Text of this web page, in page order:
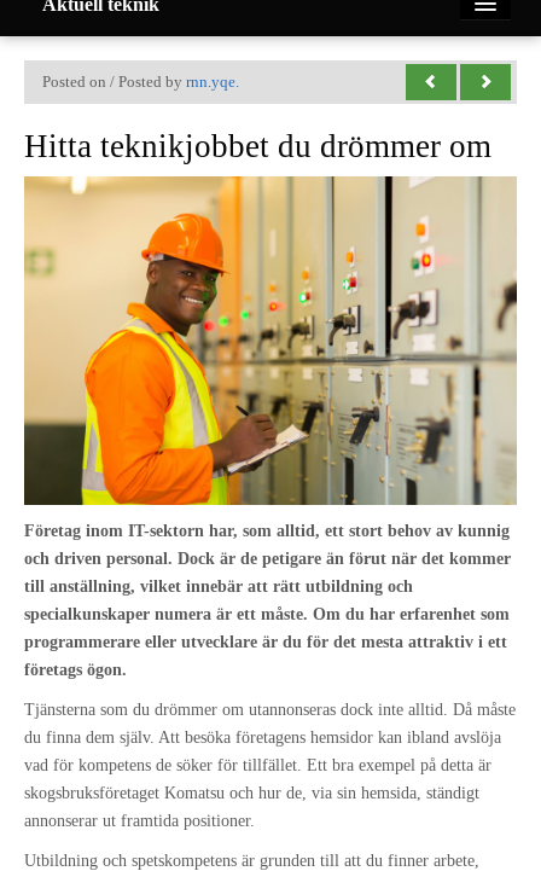
Aktuell teknik
Teknik
Mekanik
Företag
Mobil
Om oss
Kontakta oss
Posted on / Posted by rnn.yqe.
Hitta teknikjobbet du drömmer om
Företag inom IT-sektorn har, som alltid, ett stort behov av kunnig
och driven personal. Dock är de petigare än förut när det kommer
till anställning, vilket innebär att rätt utbildning och
specialkunskaper numera är ett måste. Om du har erfarenhet som
programmerare eller utvecklare är du för det mesta attraktiv i ett
företags ögon.
Tjänsterna som du drömmer om utannonseras dock inte alltid. Då måste
du finna dem själv. Att besöka företagens hemsidor kan ibland avslöja
vad för kompetens de söker för tillfället. Ett bra exempel på detta är
skogsbruksföretaget Komatsu och hur de, via sin hemsida, ständigt
annonserar ut framtida positioner.
Utbildning och spetskompetens är grunden till att du finner arbete,